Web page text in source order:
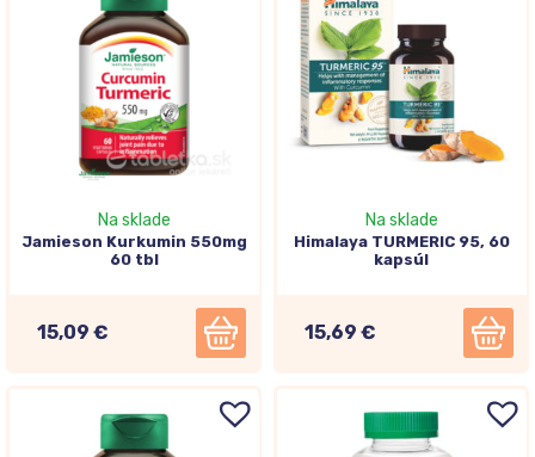
Na sklade
Jamieson Kurkumin 550mg
60 tbl
15,09 €
Na sklade
Himalaya TURMERIC 95, 60
kapsúl
15,69 €